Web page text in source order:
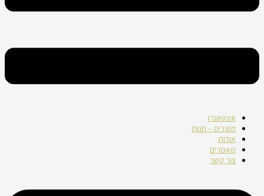
אינטאגרו
מוצרים – חנות
אודות
מאמרים
צור קשר